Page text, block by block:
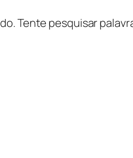
Tente pesquisar